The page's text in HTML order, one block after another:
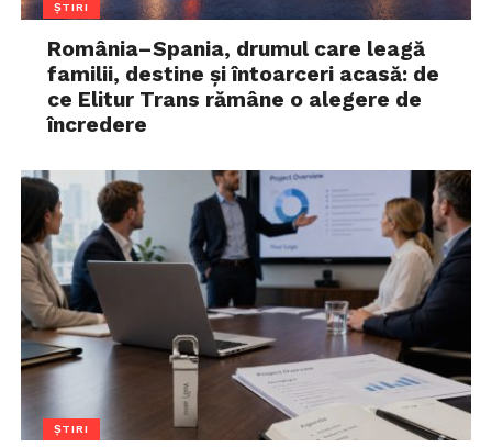
ȘTIRI
România–Spania, drumul care leagă
familii, destine și întoarceri acasă: de
ce Elitur Trans rămâne o alegere de
încredere
ȘTIRI